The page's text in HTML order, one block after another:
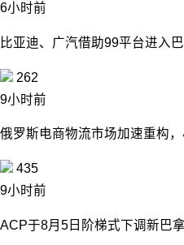
6小时前
比亚迪、广汽借助99平台进入
262
9小时前
俄罗斯电商物流市场加速重构
435
9小时前
ACP于8月5日阶梯式下调新巴